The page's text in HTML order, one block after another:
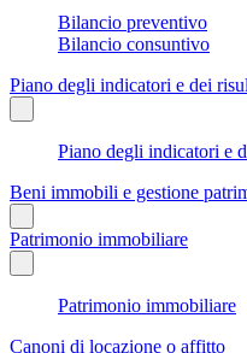
Bilancio preventivo
Bilancio consuntivo
Piano degli indicatori e dei
Piano degli indicatori e
Beni immobili e gestione
Patrimonio immobiliare
Patrimonio immobiliare
Canoni di locazione o affitto